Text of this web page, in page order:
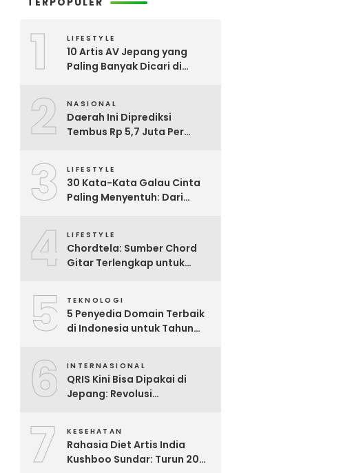
1 LIFESTYLE
10 Artis AV Jepang yang
Paling Banyak Dicari di
2 NASIONAL
Daerah Ini Diprediksi
Tembus Rp 5,7 Juta Per
Upah Minimum 2026
3 LIFESTYLE
30 Kata-Kata Galau Cinta
Paling Menyentuh: Dari
4 LIFESTYLE
Chordtela: Sumber Chord
Gitar Terlengkap untuk
5 TEKNOLOGI
5 Penyedia Domain Terbaik
di Indonesia untuk Tahun
6 INTERNASIONAL
QRIS Kini Bisa Dipakai di
Jepang: Revolusi
7 KESEHATAN
Rahasia Diet Artis India
Kushboo Sundar: Turun 20